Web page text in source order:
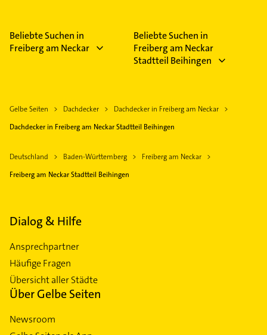
Beliebte Suchen in
Freiberg am Neckar
Beliebte Suchen in
Freiberg am Neckar
Stadtteil Beihingen
Gelbe Seiten Dachdecker
Dachdecker in Freiberg am Neckar
Dachdecker in Freiberg am Neckar Stadtteil Beihingen
Deutschland Baden-Württemberg
Freiberg am Neckar
Freiberg am Neckar Stadtteil Beihingen
Dialog & Hilfe
Ansprechpartner
Häufige Fragen
Übersicht aller Städte
Über Gelbe Seiten
Newsroom